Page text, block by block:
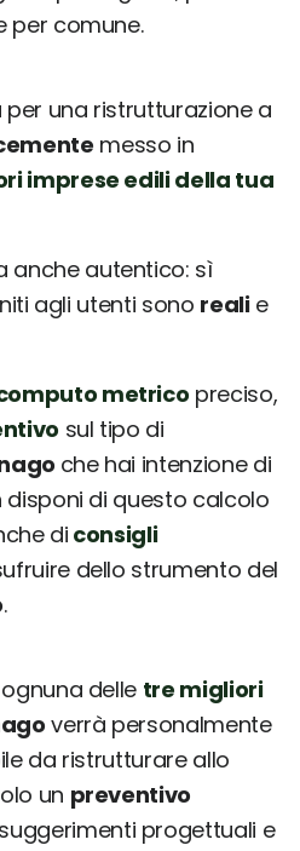
per comune.
una ristrutturazione a
messo in
imprese edili della tua
anche autentico: sì
agli utenti sono realie
metrico preciso,
sul tipo di
che hai intenzione di
di questo calcolo
di consigli
dello strumento del
.
delle tre migliori
verrà personalmente
da ristrutturare allo
un preventivo
progettuali e